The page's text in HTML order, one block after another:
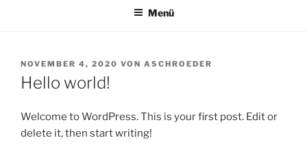
Menü
VERÖFFENTLICHT
AM
NOVEMBER 4, 2020 VON ASCHROEDER
Hello world!
Welcome to WordPress. This is your first post. Edit or
delete it, then start writing!